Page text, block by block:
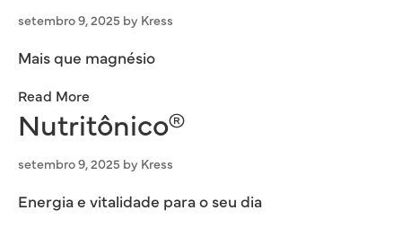
setembro 9, 2025 by Kress
Mais que magnésio
Read More
Nutritônico®
setembro 9, 2025 by Kress
Energia e vitalidade para o seu dia